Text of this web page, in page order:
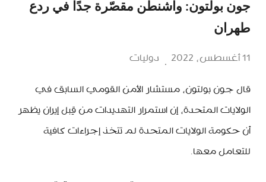
جون بولتون: واشنطن مقصّرة جدًا في ردع
طهران
11 أغسطس، 2022 دوليات
قال جون بولتون، مستشار الأمن القومي السابق في
الولايات المتحدة، إن استمرار التهديدات من قِبل إيران يظهر
أن حكومة الولايات المتحدة لم تتخذ إجراءات كافية
للتعامل معها.